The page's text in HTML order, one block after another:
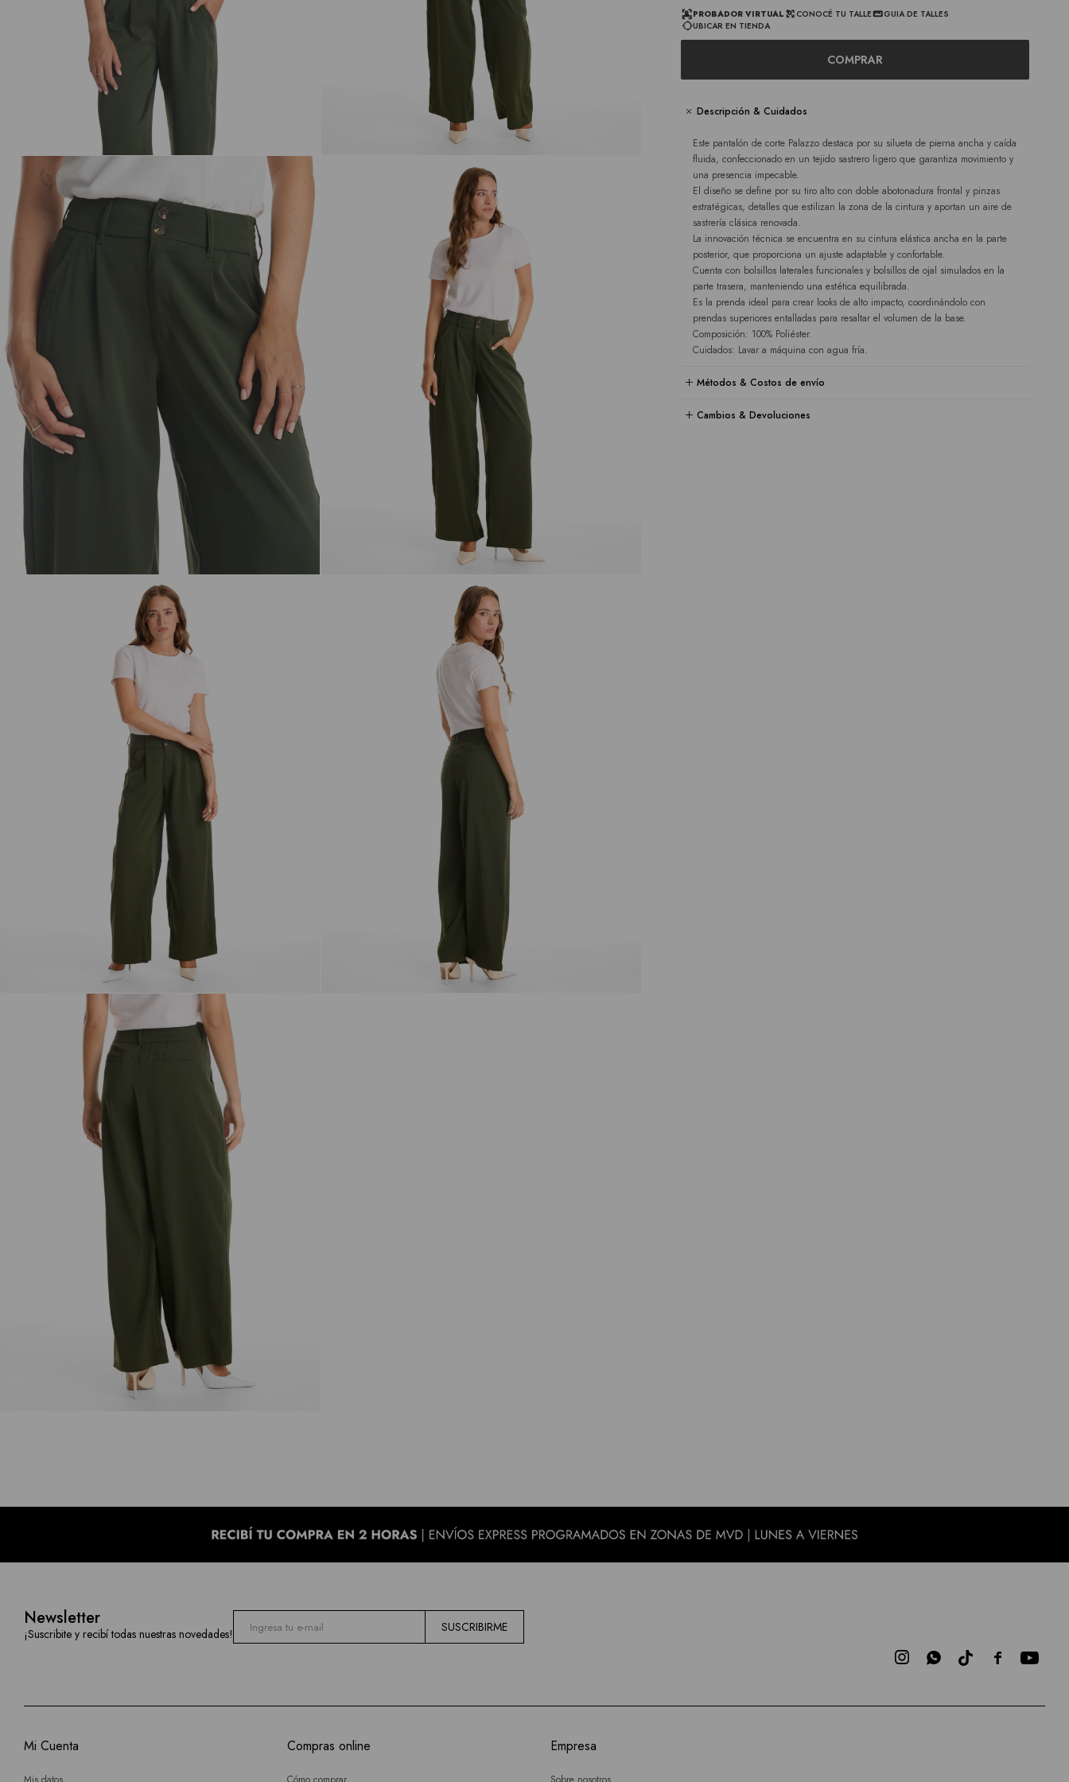
PROBADOR VIRTUAL CONOCÉ TU TALLE
GUIA DE TALLES
UBICAR EN TIENDA
COMPRAR
Descripción & Cuidados
Este pantalón de corte Palazzo destaca por su silueta de pierna ancha y caída
fluida, confeccionado en un tejido sastrero ligero que garantiza movimiento y
una presencia impecable.
El diseño se define por su tiro alto con doble abotonadura frontal y pinzas
estratégicas, detalles que estilizan la zona de la cintura y aportan un aire de
sastrería clásica renovada.
La innovación técnica se encuentra en su cintura elástica ancha en la parte
posterior, que proporciona un ajuste adaptable y confortable.
Cuenta con bolsillos laterales funcionales y bolsillos de ojal simulados en la
parte trasera, manteniendo una estética equilibrada.
Es la prenda ideal para crear looks de alto impacto, coordinándolo con
prendas superiores entalladas para resaltar el volumen de la base.
Composición: 100% Poliéster.
Cuidados: Lavar a máquina con agua fría.
Métodos & Costos de envío
Cambios & Devoluciones
Newsletter
¡Suscribite y recibí todas nuestras novedades! SUSCRIBIRME

 
Mi Cuenta Compras online Empresa